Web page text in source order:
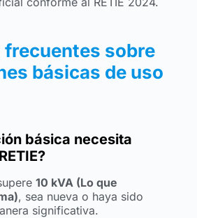
frecuentes sobre
básicas de uso
básica necesita
10 kVA (Lo que
, sea nueva o haya sido
significativa.